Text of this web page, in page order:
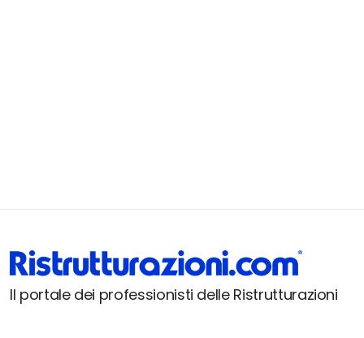
Il portale dei professionisti delle Ristrutturazioni